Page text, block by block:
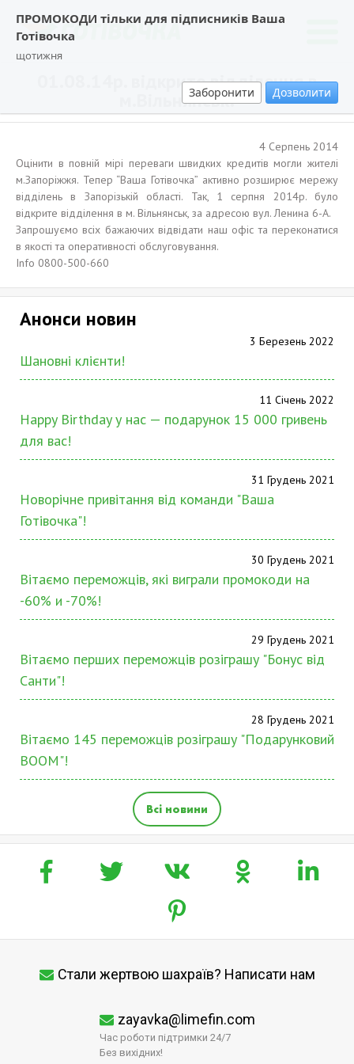
ПРОМОКОДИ тільки для підписників Ваша
Готівочка
щотижня
Заборонити Дозволити
01.08.14р. відкрите відділення в
м.Вільнянськ!
4 Серпень 2014
Оцінити в повній мірі переваги швидких кредитів могли жителі
м.Запоріжжя. Тепер “Ваша Готівочка” активно розширює мережу
відділень в Запорізькій області. Так, 1 серпня 2014р. було
відкрите відділення в м. Вільнянськ, за адресою вул. Ленина 6-А.
Запрошуємо всіх бажаючих відвідати наш офіс та переконатися
в якості та оперативності обслуговування.
Info 0800-500-660
Анонси новин
3 Березень 2022
Шановні клієнти!
11 Січень 2022
Happy Birthday у нас — подарунок 15 000 гривень
для вас!
31 Грудень 2021
Новорічне привітання від команди "Ваша
Готівочка"!
30 Грудень 2021
Вітаємо переможців, які виграли промокоди на
-60% и -70%!
29 Грудень 2021
Вітаємо перших переможців розіграшу "Бонус від
Санти"!
28 Грудень 2021
Вітаємо 145 переможців розіграшу "Подарунковий
BOOM"!
Всі новини
Стали жертвою шахраїв? Написати нам
zayavka@limefin.com
Час роботи підтримки 24/7
Без вихідних!